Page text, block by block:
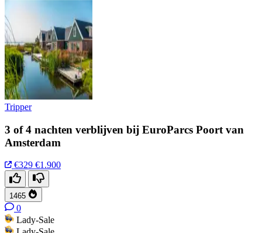
Tripper
3 of 4 nachten verblijven bij EuroParcs Poort van
Amsterdam
€329 €1.900
1465
0
Lady-Sale